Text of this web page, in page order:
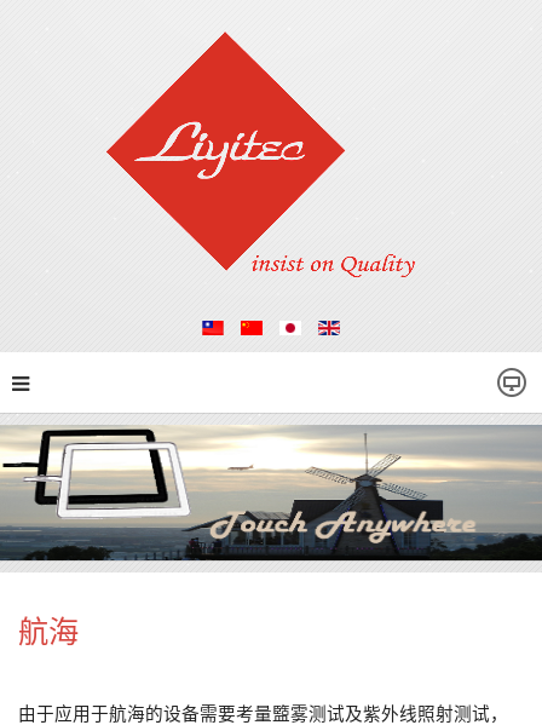
航海
由于应用于航海的设备需要考量盬雾测试及紫外线照射测试，